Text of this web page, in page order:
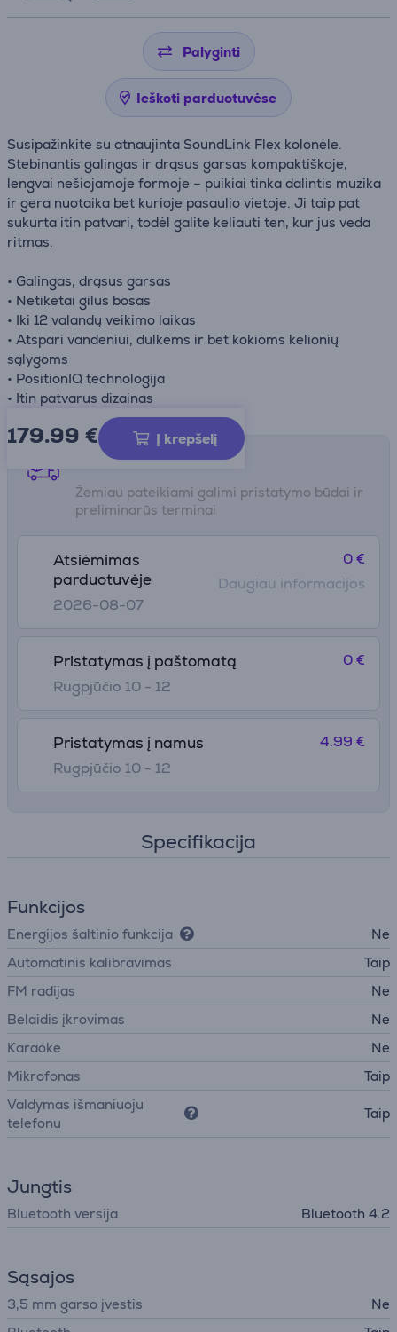
Palyginti
Ieškoti parduotuvėse
Susipažinkite su atnaujinta SoundLink Flex kolonėle.
Stebinantis galingas ir drąsus garsas kompaktiškoje,
lengvai nešiojamoje formoje – puikiai tinka dalintis muzika
ir gera nuotaika bet kurioje pasaulio vietoje. Ji taip pat
sukurta itin patvari, todėl galite keliauti ten, kur jus veda
ritmas.
• Galingas, drąsus garsas
• Netikėtai gilus bosas
• Iki 12 valandų veikimo laikas
• Atspari vandeniui, dulkėms ir bet kokioms kelionių
sąlygoms
• PositionIQ technologija
• Itin patvarus dizainas
179.99 € Į krepšelį
Pristatymo būdai
Žemiau pateikiami galimi pristatymo būdai ir
preliminarūs terminai
Atsiėmimas
parduotuvėje
2026-08-07
0 €
Daugiau informacijos
Pristatymas į paštomatą
Rugpjūčio 10 - 12
0 €
Pristatymas į namus
Rugpjūčio 10 - 12
4.99 €
Specifikacija
Funkcijos
Energijos šaltinio funkcija
Ne
Automatinis kalibravimas
Taip
FM radijas
Ne
Belaidis įkrovimas
Ne
Karaoke
Ne
Mikrofonas
Taip
Valdymas išmaniuoju
telefonu
Taip
Jungtis
Bluetooth versija Bluetooth 4.2
Sąsajos
3,5 mm garso įvestis
Ne